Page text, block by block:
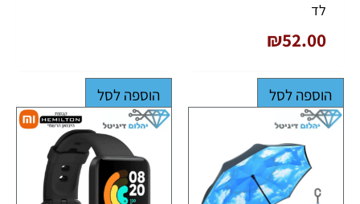
לד
₪52.00
הוספה לסל הוספה לסל